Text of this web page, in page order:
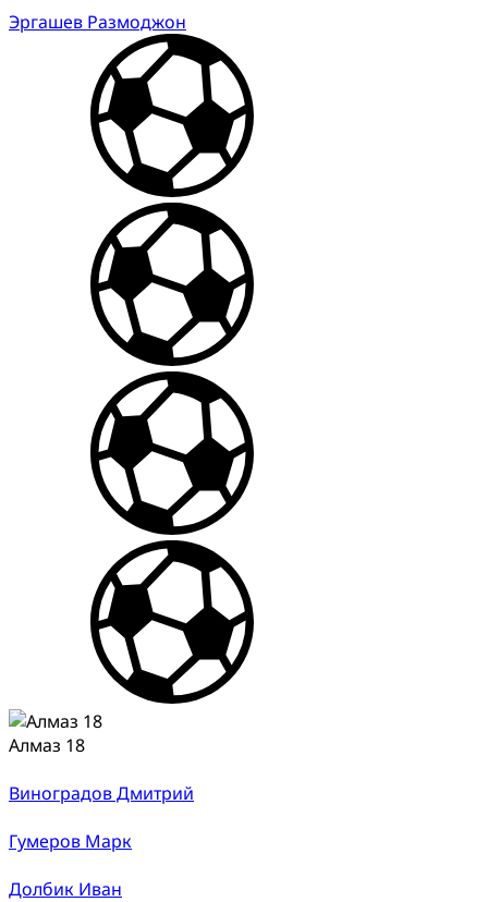
Эргашев Размоджон
Алмаз 18
Виноградов Дмитрий
Гумеров Марк
Долбик Иван